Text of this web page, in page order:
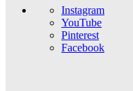
Instagram
YouTube
Pinterest
Facebook